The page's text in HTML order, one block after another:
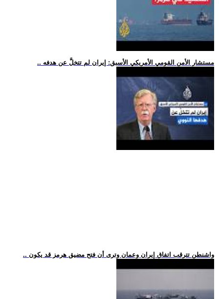
.. مستشار الأمن القومي الأمريكي الأسبق: إيران لم تتخلَّ عن هدفه
.. واشنطن تترقب اتفاق إيران وعمان وترى أن فتح مضيق هرمز قد يكون